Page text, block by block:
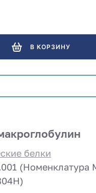
В КОРЗИНУ
белки